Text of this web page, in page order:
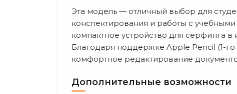
Эта модель — отличный выбор для
конспектирования и работы с
компактное устройство для серфинга
Благодаря поддержке Apple Pencil (1-
комфортное редактирование
Дополнительные возможности